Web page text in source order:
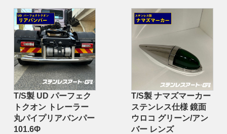
T/S製 UD パーフェク
トクオン トレーラー
丸パイプリアバンパー
101.6Φ
T/S製 ナマズマーカー
ステンレス仕様 鏡面
ウロコ グリーン/アン
バー レンズ